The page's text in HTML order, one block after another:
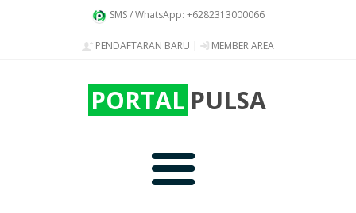
SMS / WhatsApp: +6282313000066
PENDAFTARAN BARU | MEMBER AREA
PORTAL PULSA